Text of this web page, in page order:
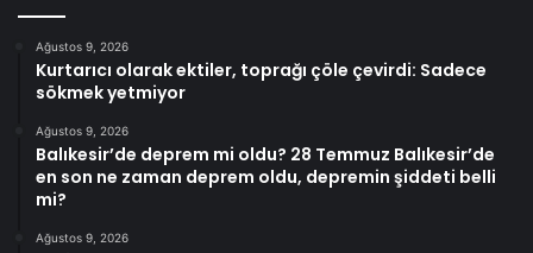
Ağustos 9, 2026
Kurtarıcı olarak ektiler, toprağı çöle çevirdi: Sadece
sökmek yetmiyor
Ağustos 9, 2026
Balıkesir’de deprem mi oldu? 28 Temmuz Balıkesir’de
en son ne zaman deprem oldu, depremin şiddeti belli
mi?
Ağustos 9, 2026